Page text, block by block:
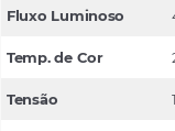
Fluxo Luminoso
Temp. de Cor
Tensão